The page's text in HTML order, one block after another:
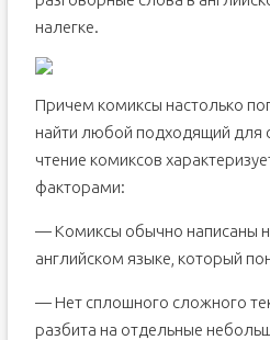
налегке.
Причем комиксы настолько
найти любой подходящий для
чтение комиксов
факторами:
— Комиксы обычно написаны
английском языке, который
— Нет сплошного сложного
разбита на отдельные